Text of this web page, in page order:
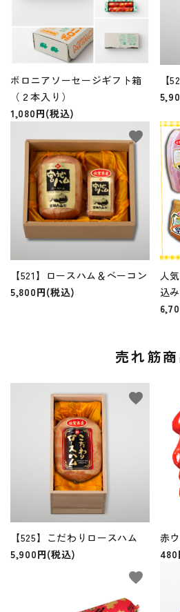
ボロニアソーセージギフト箱
（２本入り）
1,080円(税込)
【
【521】ロースハム＆ベーコン
5,800円(税込)
favorite
人
込み
売れ筋
【525】こだわりロースハム
5,900円(税込)
favorite
赤
favorite